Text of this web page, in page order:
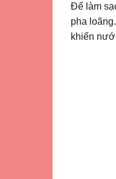
Để làm
pha
khiến